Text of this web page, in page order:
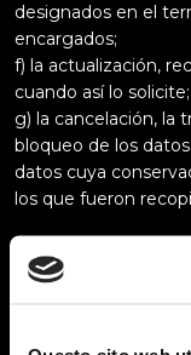
designados en el
encargados;
f) la actualización,
cuando así lo solicite;
g) la cancelación, la
bloqueo de los
datos cuya
los que fueron
Responsable del
El Responsable del
Poggibonsi (SI) C.F.